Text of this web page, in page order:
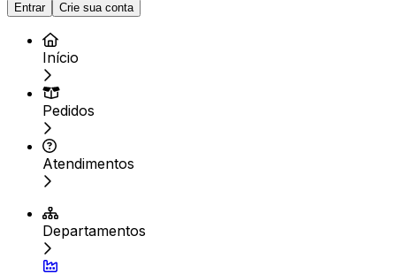
Entrar Crie sua conta
Início
Pedidos
Atendimentos
Departamentos